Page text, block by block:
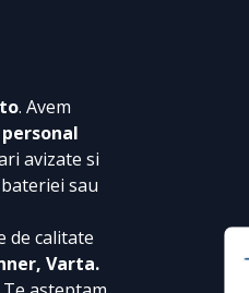
. Avem
personal
avizate si
sau
de calitate
Varta.